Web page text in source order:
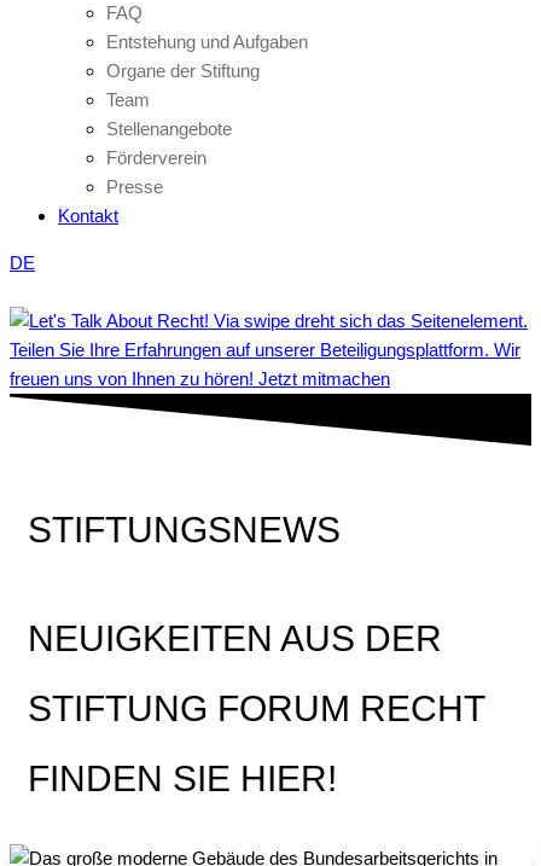
FAQ
Entstehung und Aufgaben
Organe der Stiftung
Team
Stellenangebote
Förderverein
Presse
Kontakt
DE
Teilen Sie Ihre Erfahrungen auf unserer Beteiligungsplattform. Wir
freuen uns von Ihnen zu hören! Jetzt mitmachen
STIFTUNGSNEWS
NEUIGKEITEN AUS DER
STIFTUNG FORUM RECHT
FINDEN SIE HIER!